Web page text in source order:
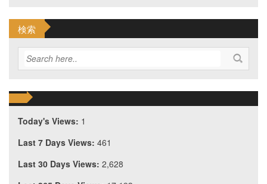
検索
Today's Views: 1
Last 7 Days Views: 461
Last 30 Days Views: 2,628